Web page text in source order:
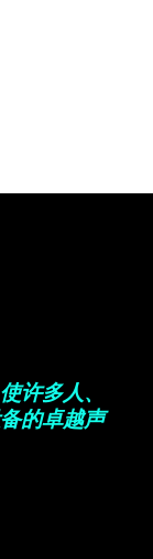
许多人、
的卓越声